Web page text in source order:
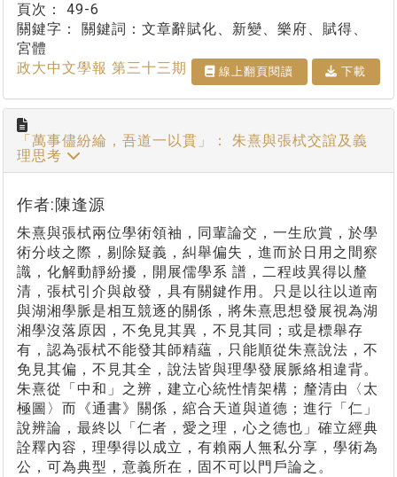
頁次： 49-6
關鍵字： 關鍵詞：文章辭賦化、新變、樂府、賦得、
宮體
政大中文學報 第三十三期
線上翻⾴閱讀 下載
「萬事儘紛綸，吾道一以貫」： 朱熹與張栻交誼及義
理思考
作者:陳逢源
朱熹與張栻兩位學術領袖，同輩論交，一生欣賞，於學
術分歧之際，剔除疑義，糾舉偏失，進而於日用之間察
識，化解動靜紛擾，開展儒學系 譜，二程歧異得以釐
清，張栻引介與啟發，具有關鍵作用。只是以往以道南
與湖湘學脈是相互競逐的關係，將朱熹思想發展視為湖
湘學沒落原因，不免見其異，不見其同；或是標舉存
有，認為張栻不能發其師精蘊，只能順從朱熹說法，不
免見其偏，不見其全，說法皆與理學發展脈絡相違背。
朱熹從「中和」之辨，建立心統性情架構；釐清由〈太
極圖〉而《通書》關係，綰合天道與道德；進行「仁」
說辨論，最終以「仁者，愛之理，心之德也」確立經典
詮釋內容，理學得以成立，有賴兩人無私分享，學術為
公，可為典型，意義所在，固不可以門戶論之。